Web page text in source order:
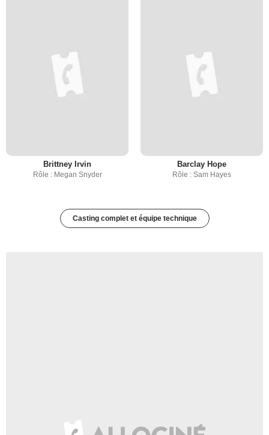
Brittney Irvin
Rôle : Megan Snyder
Barclay Hope
Rôle : Sam Hayes
Casting complet et équipe technique